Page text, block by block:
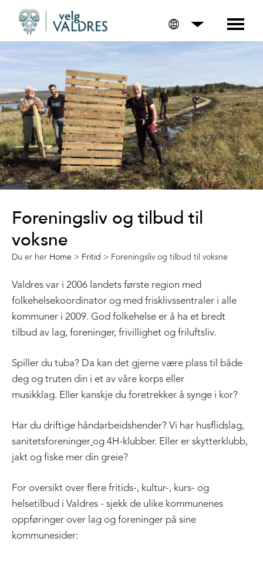
Foreningsliv og tilbud til
voksne
Du er her Home > Fritid > Foreningsliv og tilbud til voksne
Valdres var i 2006 landets første region med
folkehelsekoordinator og med frisklivssentraler i alle
kommuner i 2009. God folkehelse er å ha et bredt
tilbud av lag, foreninger, frivillighet og friluftsliv.
Spiller du tuba? Da kan det gjerne være plass til både
deg og truten din i et av våre korps eller
musikklag. Eller kanskje du foretrekker å synge i kor?
Har du driftige håndarbeidshender? Vi har husflidslag,
sanitetsforeninger og 4H-klubber. Eller er skytterklubb,
jakt og fiske mer din greie?
For oversikt over flere fritids-, kultur-, kurs- og
helsetilbud i Valdres - sjekk de ulike kommunenes
oppføringer over lag og foreninger på sine
kommunesider: